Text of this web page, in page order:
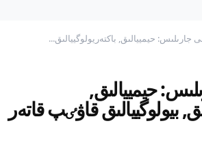
جارىلىس: حيمييالىق, باكتەريولوگييالىق...
حيمييالىق,
بيولوگييالىق قاۋٸپ قاتەر